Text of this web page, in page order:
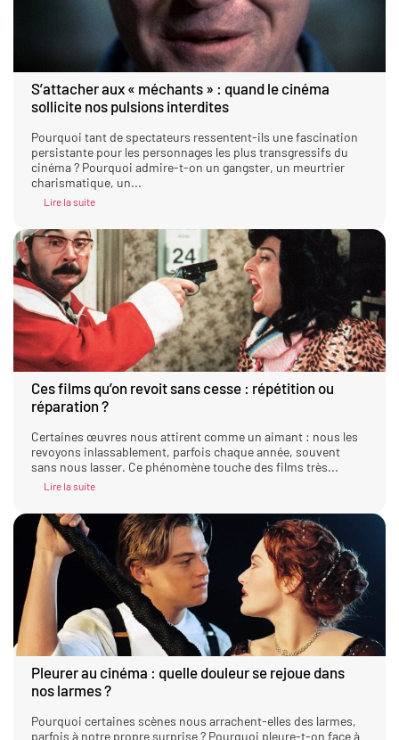
S’attacher aux « méchants » : quand le cinéma
sollicite nos pulsions interdites
Pourquoi tant de spectateurs ressentent-ils une fascination
persistante pour les personnages les plus transgressifs du
cinéma ? Pourquoi admire-t-on un gangster, un meurtrier
charismatique, un...
Lire la suite
Ces films qu’on revoit sans cesse : répétition ou
réparation ?
Certaines œuvres nous attirent comme un aimant : nous les
revoyons inlassablement, parfois chaque année, souvent
sans nous lasser. Ce phénomène touche des films très...
Lire la suite
Pleurer au cinéma : quelle douleur se rejoue dans
nos larmes ?
Pourquoi certaines scènes nous arrachent-elles des larmes,
parfois à notre propre surprise ? Pourquoi pleure-t-on face à